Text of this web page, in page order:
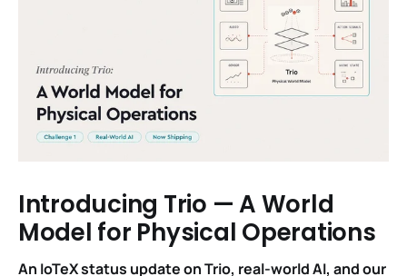
Introducing Trio — A World
Model for Physical Operations
An IoTeX status update on Trio, real-world AI, and our